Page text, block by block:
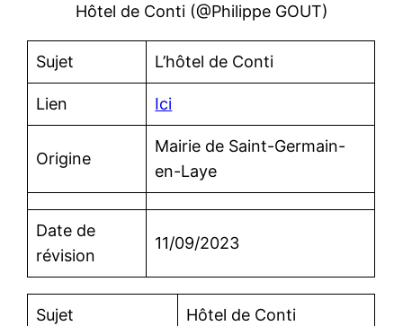
Hôtel de Conti (@Philippe GOUT)
Sujet L’hôtel de Conti
Lien Ici
Origine
Mairie de Saint-Germain-
en-Laye
Date de
révision
11/09/2023
Sujet Hôtel de Conti